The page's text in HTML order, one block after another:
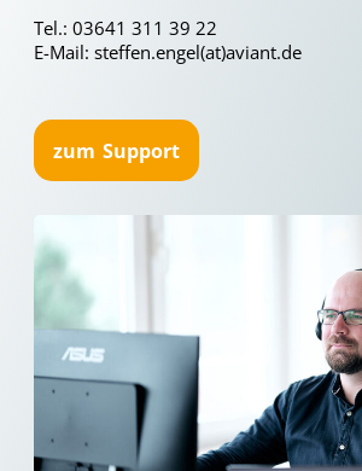
Tel.: 03641 311 39 22
E-Mail: steffen.engel(at)aviant.de
zum Support